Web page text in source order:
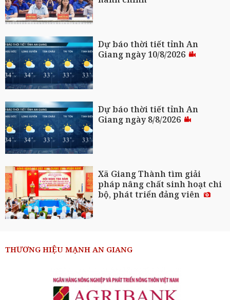
Dự báo thời tiết tỉnh An
Giang ngày 10/8/2026
Dự báo thời tiết tỉnh An
Giang ngày 8/8/2026
Xã Giang Thành tìm giải
pháp nâng chất sinh hoạt chi
bộ, phát triển đảng viên
THƯƠNG HIỆU MẠNH AN GIANG